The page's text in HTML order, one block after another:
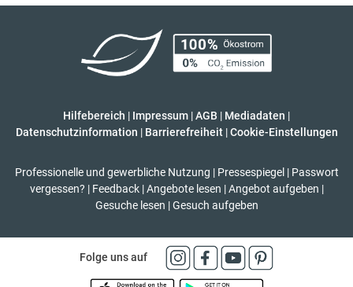
Hilfebereich | Impressum |AGB | Mediadaten |
Datenschutzinformation | Barrierefreiheit | Cookie-Einstellungen
Professionelle und gewerbliche Nutzung | Pressespiegel | Passwort
vergessen? | Feedback | Angebote lesen | Angebot aufgeben |
Gesuche lesen | Gesuch aufgeben
Folge uns auf